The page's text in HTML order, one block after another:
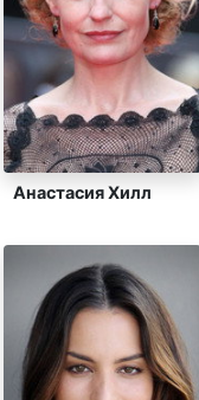
Анастасия Хилл